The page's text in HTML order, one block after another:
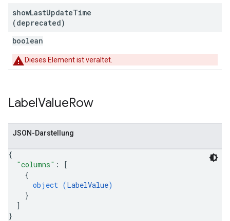
showLastUpdateTime
(deprecated)
boolean
Dieses Element ist veraltet.
LabelValueRow
JSON-Darstellung
{
"columns" :
[
{
object (LabelValue)
}
]
}